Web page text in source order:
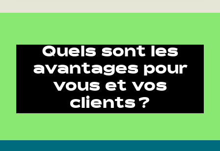
Quels sont les
avantages pour
vous et vos
clients ?